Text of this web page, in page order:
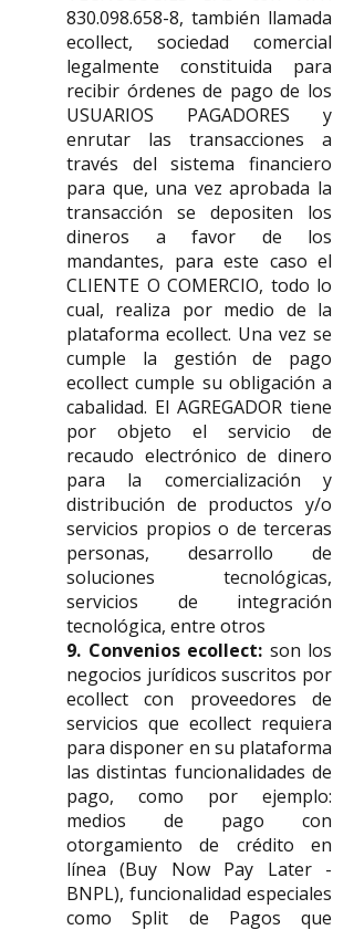
830.098.658-8, también llamada
ecollect, sociedad comercial
legalmente constituida para
recibir órdenes de pago de los
USUARIOS PAGADORES y
enrutar las transacciones a
través del sistema financiero
para que, una vez aprobada la
transacción se depositen los
dineros a favor de los
mandantes, para este caso el
CLIENTE O COMERCIO, todo lo
cual, realiza por medio de la
plataforma ecollect. Una vez se
cumple la gestión de pago
ecollect cumple su obligación a
cabalidad. El AGREGADOR tiene
por objeto el servicio de
recaudo electrónico de dinero
para la comercialización y
distribución de productos y/o
servicios propios o de terceras
personas, desarrollo de
soluciones tecnológicas,
servicios de integración
tecnológica, entre otros
9. Convenios ecollect: son los
negocios jurídicos suscritos por
ecollect con proveedores de
servicios que ecollect requiera
para disponer en su plataforma
las distintas funcionalidades de
pago, como por ejemplo:
medios de pago con
otorgamiento de crédito en
línea (Buy Now Pay Later -
BNPL), funcionalidad especiales
como Split de Pagos que